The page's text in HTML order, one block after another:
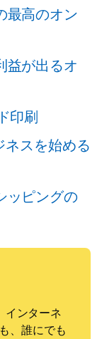
最高のオン
益が出るオ
印刷
ネスを始める
ッピングの
ンターネ
、誰にでも